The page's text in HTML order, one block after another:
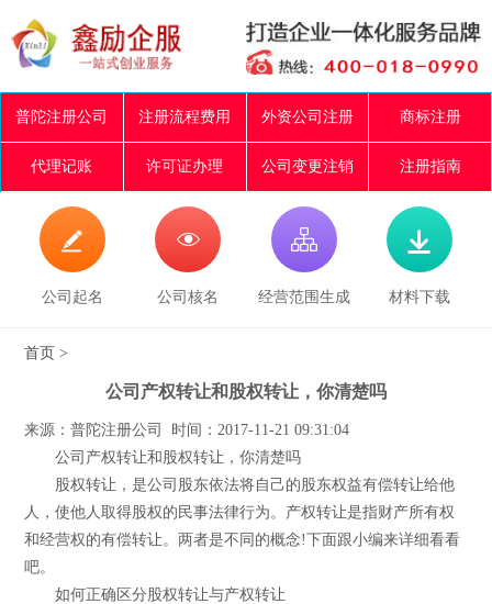
普陀注册公司 注册流程费用 外资公司注册 商标注册
代理记账 许可证办理 公司变更注销 注册指南

公司起名

公司核名

经营范围生成

材料下载
首页 >
公司产权转让和股权转让，你清楚吗
来源：普陀注册公司 时间：2017-11-21 09:31:04
公司产权转让和股权转让，你清楚吗
股权转让，是公司股东依法将自己的股东权益有偿转让给他
人，使他人取得股权的民事法律行为。产权转让是指财产所有权
和经营权的有偿转让。两者是不同的概念!下面跟小编来详细看看
吧。
如何正确区分股权转让与产权转让